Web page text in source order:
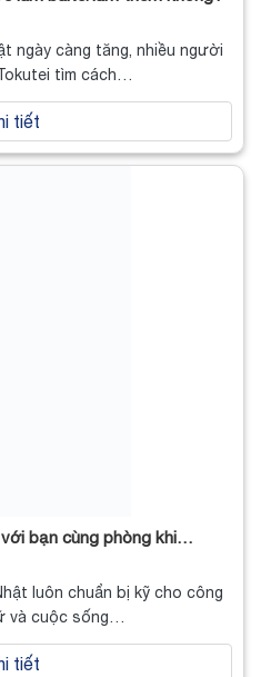
ngày càng tăng, nhiều người
tìm cách…
tiết
bạn cùng phòng khi…
luôn chuẩn bị kỹ cho công
và cuộc sống…
tiết